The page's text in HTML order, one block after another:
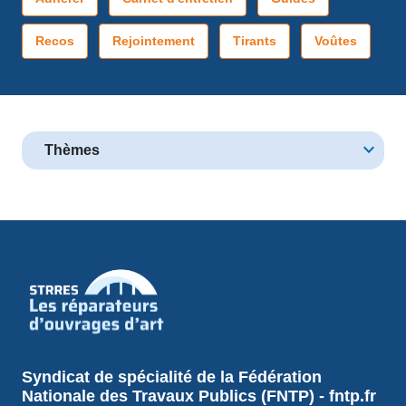
Recos Rejointement Tirants Voûtes
Thèmes
Syndicat de spécialité de la Fédération
Nationale des Travaux Publics (FNTP) - fntp.fr